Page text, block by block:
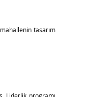
tasarım